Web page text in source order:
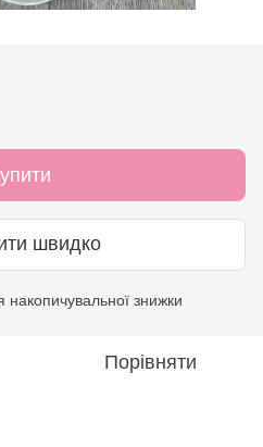
швидко
накопичувальної знижки
Порівняти